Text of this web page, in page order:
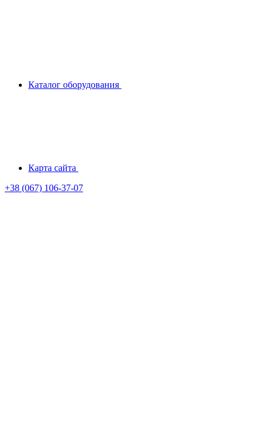
Каталог оборудования
Карта сайта
+38 (067) 106-37-07